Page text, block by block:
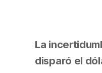
La
disparó el